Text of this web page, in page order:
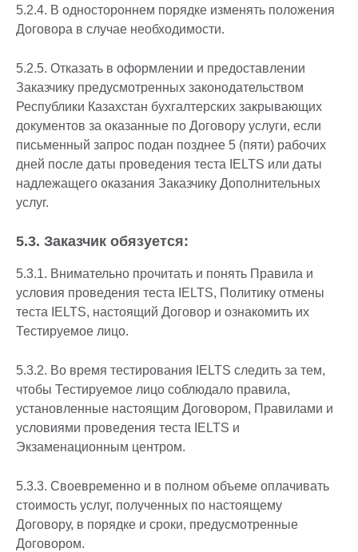
5.2.4. В одностороннем порядке изменять положения
Договора в случае необходимости.
5.2.5. Отказать в оформлении и предоставлении
Заказчику предусмотренных законодательством
Республики Казахстан бухгалтерских закрывающих
документов за оказанные по Договору услуги, если
письменный запрос подан позднее 5 (пяти) рабочих
дней после даты проведения теста IELTS или даты
надлежащего оказания Заказчику Дополнительных
услуг.
5.3. Заказчик обязуется:
5.3.1. Внимательно прочитать и понять Правила и
условия проведения теста IELTS, Политику отмены
теста IELTS, настоящий Договор и ознакомить их
Тестируемое лицо.
5.3.2. Во время тестирования IELTS следить за тем,
чтобы Тестируемое лицо соблюдало правила,
установленные настоящим Договором, Правилами и
условиями проведения теста IELTS и
Экзаменационным центром.
5.3.3. Своевременно и в полном объеме оплачивать
стоимость услуг, полученных по настоящему
Договору, в порядке и сроки, предусмотренные
Договором.